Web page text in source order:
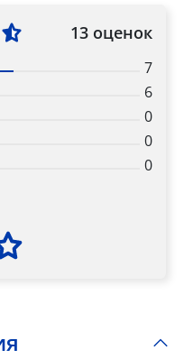
13 оценок
7
6
0
0
0